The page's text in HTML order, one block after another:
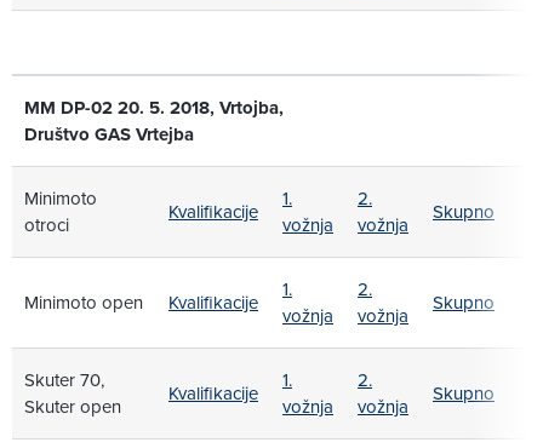
MM DP-02 20. 5. 2018, Vrtojba,
Društvo GAS Vrtejba
Minimoto
otroci
Kvalifikacije
1.
vožnja
2.
vožnja
Skupno
Minimoto open Kvalifikacije
1.
vožnja
2.
vožnja
Skupno
Skuter 70,
Skuter open
Kvalifikacije
1.
vožnja
2.
vožnja
Skupno